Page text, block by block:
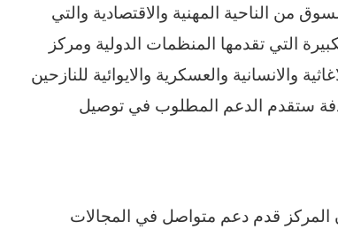
من الناحية المهنية والاقتصادية والتي
التي تقدمها المنظمات الدولية ومركز
والانسانية والعسكرية والايوائية للنازحين
ستقدم الدعم المطلوب في توصيل
قدم دعم متواصل في المجالات